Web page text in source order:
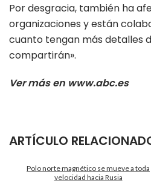
Por desgracia, también ha
organizaciones y están
cuanto tengan más detalles
compartirán».
Ver más en www.abc.es
ARTÍCULO
Polo norte magnético se mueve a toda
velocidad hacia Rusia